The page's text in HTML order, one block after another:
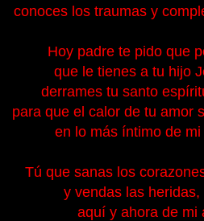
conoces los traumas y
Hoy padre te pido que
que le tienes a tu hijo
derrames tu santo
para que el calor de tu amor
en lo más íntimo de mi
Tú que sanas los
y vendas las heridas,
aquí y ahora de mi